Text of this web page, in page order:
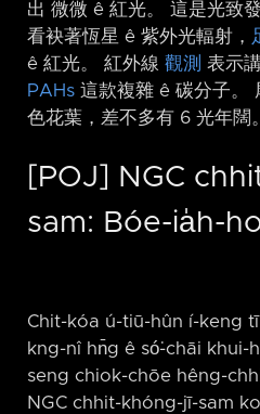
出 微微 ê 紅光。 這是光致
看袂著恆星 ê 紫外光輻射，
ê 紅光。 紅外線 觀測 表示
PAHs 這款複雜 ê 碳分子。
色花葉，差不多有 6 光年闊。
[POJ] NGC
sam: Bóe-ia̍h-
Chit-kóa ú-tiū-hûn í-keng
kng-nî hn̄g ê só͘-chāi khui-
seng chiok-chōe hêng-
NGC chhit-khóng-jī-sam